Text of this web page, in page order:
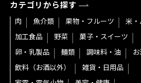
カテゴリから探す
肉 魚介類 果物・フルーツ
米・
加工食品
野菜
菓子・スイーツ
卵・乳製品
麺類 調味料・油
飲料（お酒以外）
雑貨・日用品